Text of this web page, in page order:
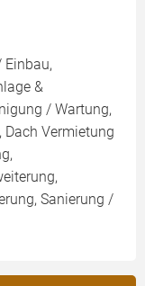
Einbau,
&
/ Wartung,
Dach Vermietung
Sanierung /